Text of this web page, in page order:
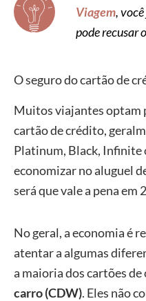
Viagem,
pode recusar
O seguro do cartão de
Muitos viajantes optam
cartão de crédito,
Platinum, Black, Infinite
economizar no aluguel
será que vale a pena em
No geral, a economia é
atentar a algumas
a maioria dos cartões
carro (CDW). Eles não